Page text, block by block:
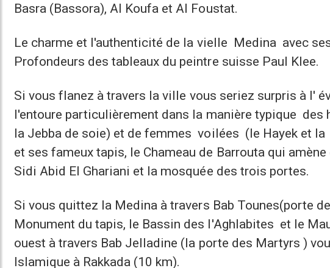
Basra (Bassora), Al Koufa et Al Foustat.
Le charme et l'authenticité de la vielle Medina avec
Profondeurs des tableaux du peintre suisse Paul Klee.
Si vous flanez à travers la ville vous seriez surpris à l'
l'entoure particulièrement dans la manière typique
la Jebba de soie) et de femmes voilées (le Hayek et
et ses fameux tapis, le Chameau de Barrouta qui
Sidi Abid El Ghariani et la mosquée des trois portes.
Si vous quittez la Medina à travers Bab Tounes(porte
Monument du tapis, le Bassin des l'Aghlabites et le
ouest à travers Bab Jelladine (la porte des Martyrs )
Islamique à Rakkada (10 km).